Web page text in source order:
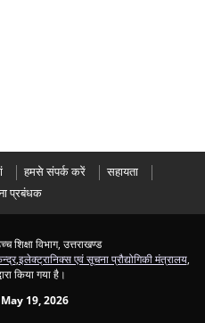
हमसे संपर्क करें
सहायता
प्रबंधक
शिक्षा विभाग, उत्तराखण्ड
,इलेक्ट्रानिक्स एवं सूचना प्रौद्योगिकी मंत्रालय,
किया गया है।
May 19, 2026